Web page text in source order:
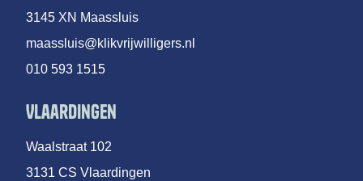
3145 XN Maassluis
maassluis@klikvrijwilligers.nl
010 593 1515
Vlaardingen
Waalstraat 102
3131 CS Vlaardingen